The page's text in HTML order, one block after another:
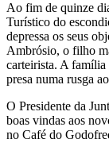
Ao fim de quinze
Turístico do
depressa os seus
Ambrósio, o filho
carteirista. A família
presa numa rusga
O Presidente da
boas vindas aos
no Café do